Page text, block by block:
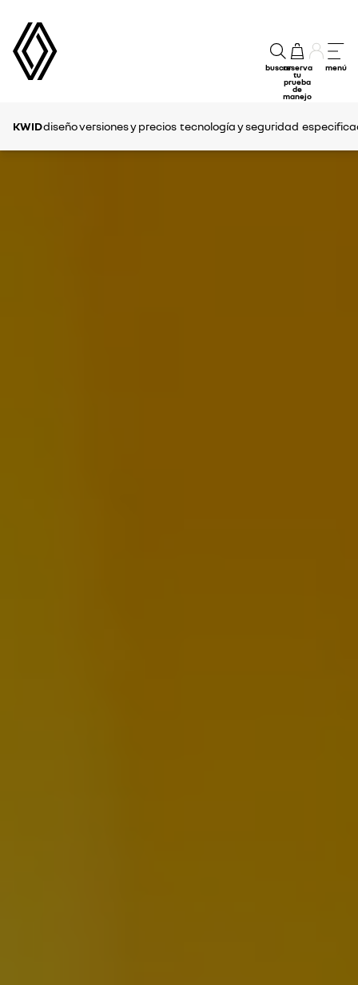
buscarreserva
tu
prueba
de
manejo
menú
KWIDdiseñoversiones y precios tecnología y seguridad